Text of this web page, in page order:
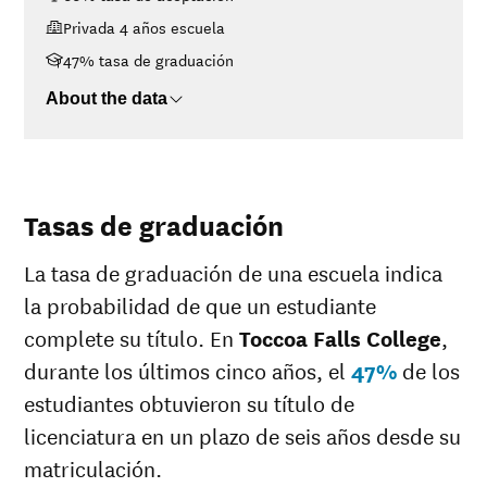
$75K-$110K$23,953
>$110K
$26,062
Privada 4 años escuela
47% tasa de graduación
About the data
Tasas de graduación
La tasa de graduación de una escuela indica
la probabilidad de que un estudiante
complete su título. EnToccoa Falls College,
durante los últimos cinco años, el47% de los
estudiantes obtuvieron su título de
licenciatura en un plazo de seis años desde su
matriculación.